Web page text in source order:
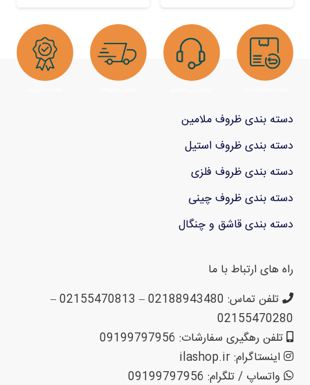
دسته بندی ظروف ملامین
دسته بندی ظروف استیل
دسته بندی ظروف فلزی
دسته بندی ظروف چینی
دسته بندی قاشق و چنگال
راه های ارتباط با ما
تلفن تماس: 02188943480 – 02155470813 –
02155470280
تلفن رهگیری سفارشات: 09199797956
اینستاگرام: ilashop.ir
واتساپ / تلگرام: 09199797956